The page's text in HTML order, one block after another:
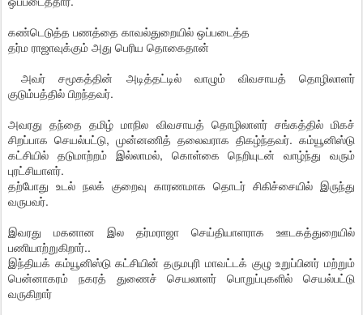
கண்டெடுத்த பணத்தை காவல்துறையில் ஒப்படைத்த
தர்ம ராஜாவுக்கும் அது பெரிய தொகைதான்
அவர் சமூகத்தின் அடித்தட்டில் வாழும் விவசாயத் தொழிலாளர்
குடும்பத்தில் பிறந்தவர்.
அவரது தந்தை தமிழ் மாநில விவசாயத் தொழிலாளர் சங்கத்தில் மிகச்
சிறப்பாக செயல்பட்டு, முன்னணித் தலைவராக திகழ்ந்தவர். கம்யூனிஸ்டு
கட்சியில் தடுமாற்றம் இல்லாமல், கொள்கை நெறியுடன் வாழ்ந்து வரும்
புரட்சியாளர்.
தற்போது உடல் நலக் குறைவு காரணமாக தொடர் சிகிச்சையில் இருந்து
வருபவர்.
இவரது மகனான இல தர்மராஜா செய்தியாளராக ஊடகத்துறையில்
பணியாற்றுகிறார்..
இந்தியக் கம்யூனிஸ்டு கட்சியின் தருமபுரி மாவட்டக் குழு உறுப்பினர் மற்றும்
பென்னாகரம் நகரத் துணைச் செயலாளர் பொறுப்புகளில் செயல்பட்டு
வருகிறார்